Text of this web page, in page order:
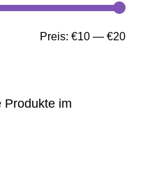
Min.
Max.
Preis:€10 —€20
Produkte im